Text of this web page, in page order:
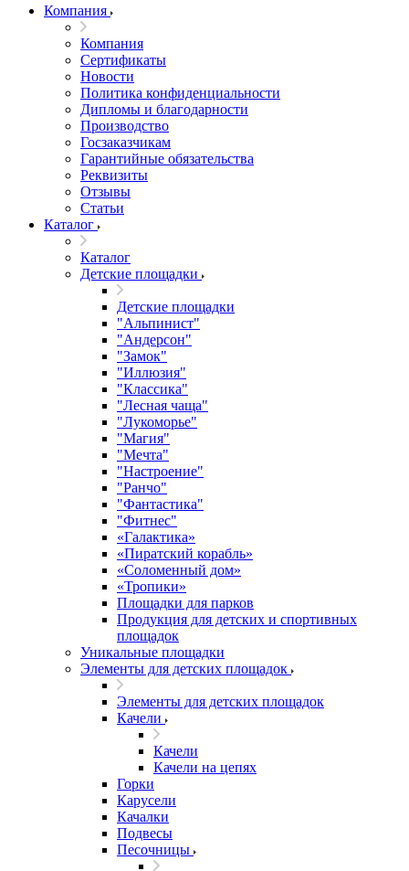
Компания
Компания
Сертификаты
Новости
Политика конфиденциальности
Дипломы и благодарности
Производство
Госзаказчикам
Гарантийные обязательства
Реквизиты
Отзывы
Статьи
Каталог
Каталог
Детские площадки
Детские площадки
"Альпинист"
"Андерсон"
"Замок"
"Иллюзия"
"Классика"
"Лесная чаща"
"Лукоморье"
"Магия"
"Мечта"
"Настроение"
"Ранчо"
"Фантастика"
"Фитнес"
«Галактика»
«Пиратский корабль»
«Соломенный дом»
«Тропики»
Площадки для парков
Продукция для детских и спортивных
площадок
Уникальные площадки
Элементы для детских площадок
Элементы для детских площадок
Качели
Качели
Качели на цепях
Горки
Карусели
Качалки
Подвесы
Песочницы